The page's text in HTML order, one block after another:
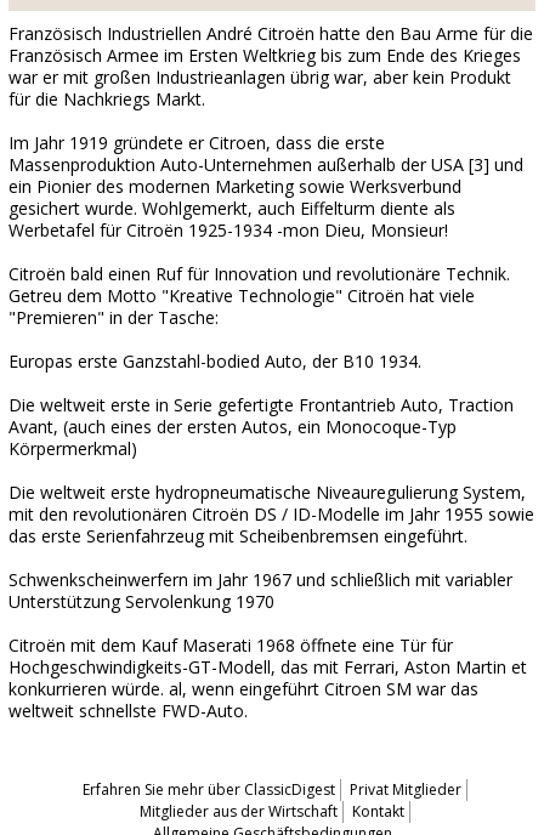
Französisch Industriellen André Citroën hatte den Bau Arme für die
Französisch Armee im Ersten Weltkrieg bis zum Ende des Krieges
war er mit großen Industrieanlagen übrig war, aber kein Produkt
für die Nachkriegs Markt.
Im Jahr 1919 gründete er Citroen, dass die erste
Massenproduktion Auto-Unternehmen außerhalb der USA [3] und
ein Pionier des modernen Marketing sowie Werksverbund
gesichert wurde. Wohlgemerkt, auch Eiffelturm diente als
Werbetafel für Citroën 1925-1934 -mon Dieu, Monsieur!
Citroën bald einen Ruf für Innovation und revolutionäre Technik.
Getreu dem Motto "Kreative Technologie" Citroën hat viele
"Premieren" in der Tasche:
Europas erste Ganzstahl-bodied Auto, der B10 1934.
Die weltweit erste in Serie gefertigte Frontantrieb Auto, Traction
Avant, (auch eines der ersten Autos, ein Monocoque-Typ
Körpermerkmal)
Die weltweit erste hydropneumatische Niveauregulierung System,
mit den revolutionären Citroën DS / ID-Modelle im Jahr 1955 sowie
das erste Serienfahrzeug mit Scheibenbremsen eingeführt.
Schwenkscheinwerfern im Jahr 1967 und schließlich mit variabler
Unterstützung Servolenkung 1970
Citroën mit dem Kauf Maserati 1968 öffnete eine Tür für
Hochgeschwindigkeits-GT-Modell, das mit Ferrari, Aston Martin et
konkurrieren würde. al, wenn eingeführt Citroen SM war das
weltweit schnellste FWD-Auto.
Erfahren Sie mehr über ClassicDigest
Privat Mitglieder
Mitglieder aus der Wirtschaft
Kontakt